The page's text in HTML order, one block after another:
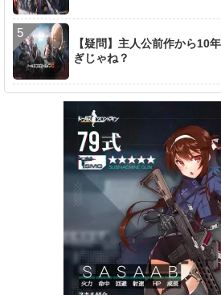
【疑問】主人公前作から10
ぎじゃね？